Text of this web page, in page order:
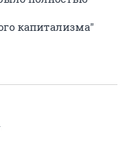
капитализма"